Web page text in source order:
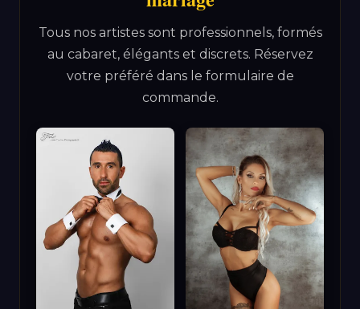
Tous nos artistes sont professionnels, formés
au cabaret, élégants et discrets. Réservez
votre préféré dans le formulaire de
commande.